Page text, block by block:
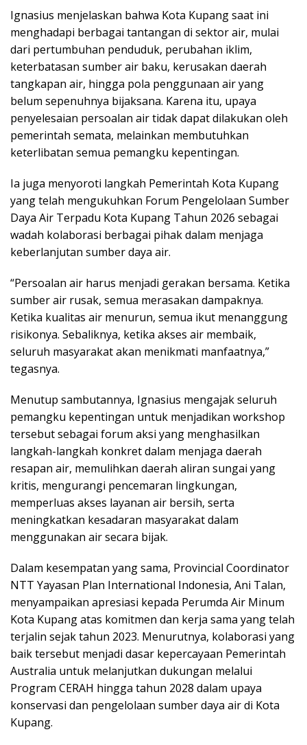
Ignasius menjelaskan bahwa Kota Kupang saat ini
menghadapi berbagai tantangan di sektor air, mulai
dari pertumbuhan penduduk, perubahan iklim,
keterbatasan sumber air baku, kerusakan daerah
tangkapan air, hingga pola penggunaan air yang
belum sepenuhnya bijaksana. Karena itu, upaya
penyelesaian persoalan air tidak dapat dilakukan oleh
pemerintah semata, melainkan membutuhkan
keterlibatan semua pemangku kepentingan.
Ia juga menyoroti langkah Pemerintah Kota Kupang
yang telah mengukuhkan Forum Pengelolaan Sumber
Daya Air Terpadu Kota Kupang Tahun 2026 sebagai
wadah kolaborasi berbagai pihak dalam menjaga
keberlanjutan sumber daya air.
“Persoalan air harus menjadi gerakan bersama. Ketika
sumber air rusak, semua merasakan dampaknya.
Ketika kualitas air menurun, semua ikut menanggung
risikonya. Sebaliknya, ketika akses air membaik,
seluruh masyarakat akan menikmati manfaatnya,”
tegasnya.
Menutup sambutannya, Ignasius mengajak seluruh
pemangku kepentingan untuk menjadikan workshop
tersebut sebagai forum aksi yang menghasilkan
langkah-langkah konkret dalam menjaga daerah
resapan air, memulihkan daerah aliran sungai yang
kritis, mengurangi pencemaran lingkungan,
memperluas akses layanan air bersih, serta
meningkatkan kesadaran masyarakat dalam
menggunakan air secara bijak.
Dalam kesempatan yang sama, Provincial Coordinator
NTT Yayasan Plan International Indonesia, Ani Talan,
menyampaikan apresiasi kepada Perumda Air Minum
Kota Kupang atas komitmen dan kerja sama yang telah
terjalin sejak tahun 2023. Menurutnya, kolaborasi yang
baik tersebut menjadi dasar kepercayaan Pemerintah
Australia untuk melanjutkan dukungan melalui
Program CERAH hingga tahun 2028 dalam upaya
konservasi dan pengelolaan sumber daya air di Kota
Kupang.